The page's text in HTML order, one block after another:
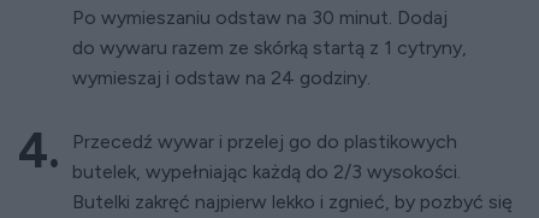
Po wymieszaniu odstaw na 30 minut. Dodaj
do wywaru razem ze skórką startą z 1 cytryny,
wymieszaj i odstaw na 24 godziny.
Przecedź wywar i przelej go do plastikowych
butelek, wypełniając każdą do 2/3 wysokości.
Butelki zakręć najpierw lekko i zgnieć, by pozbyć się